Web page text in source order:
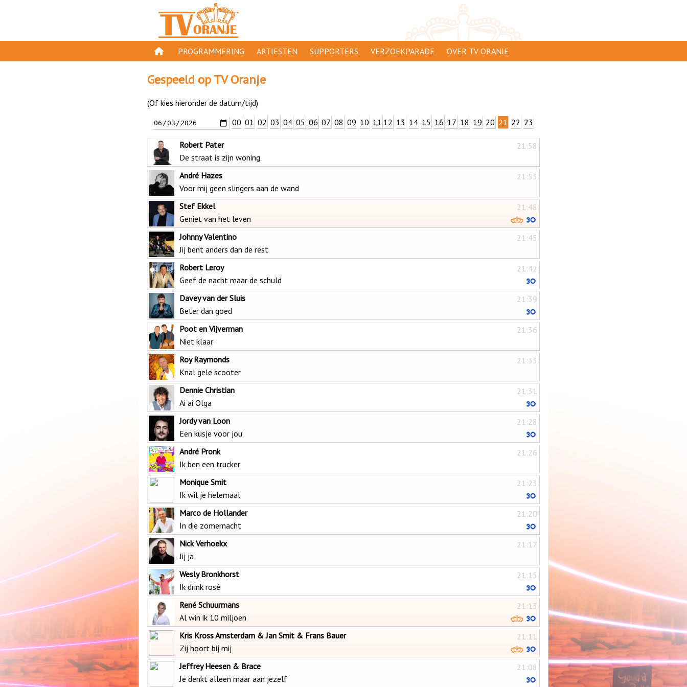
PROGRAMMERING
11 VAN ORANJE
ARTIESTEN SUPPORTERS VERZOEKPARADE OVER TV ORANJE
Gespeeld op TV Oranje
(Of kies hieronder de datum/tijd)
00 01 02 03 04 05 06 07 08 09 10 11 12 13 14 15 16 17 18 19 20 21 22 23
21:58
Robert Pater
De straat is zijn woning
21:53
André Hazes
Voor mij geen slingers aan de wand
21:48
Stef Ekkel
Geniet van het leven
21:45
Johnny Valentino
Jij bent anders dan de rest
21:42
Robert Leroy
Geef de nacht maar de schuld
21:39
Davey van der Sluis
Beter dan goed
21:36
Poot en Vijverman
Niet klaar
21:33
Roy Raymonds
Knal gele scooter
21:31
Dennie Christian
Ai ai Olga
21:28
Jordy van Loon
Een kusje voor jou
21:26
André Pronk
Ik ben een trucker
21:23
Monique Smit
Ik wil je helemaal
21:20
Marco de Hollander
In die zomernacht
21:17
Nick Verhoekx
Jij ja
21:15
Wesly Bronkhorst
Ik drink rosé
21:13
René Schuurmans
Al win ik 10 miljoen
21:11
Kris Kross Amsterdam & Jan Smit & Frans Bauer
Zij hoort bij mij
21:08
Jeffrey Heesen & Brace
Je denkt alleen maar aan jezelf